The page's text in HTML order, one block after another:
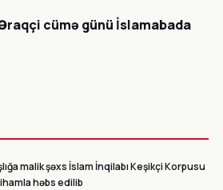
cümə günü İslamabada
malik şəxs İslam İnqilabı Keşikçi Korpusu
həbs edilib